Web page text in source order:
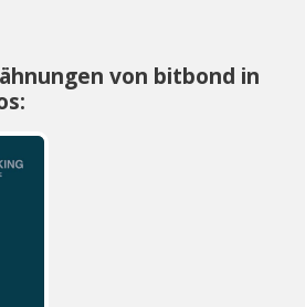
von bitbond in